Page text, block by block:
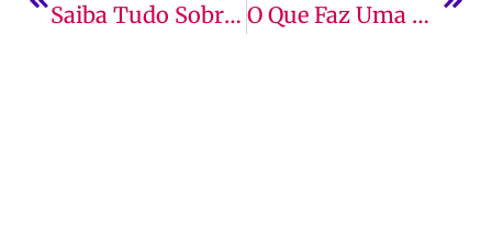
Saiba Tudo Sobre O Mercado E O Curso De Comércio Exterior O Que Faz Uma Pessoa Formada Em Processos Gerenciais?